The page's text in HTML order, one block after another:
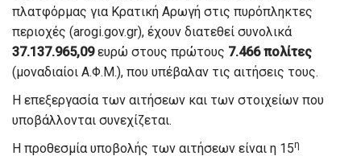
πλατφόρμας για Κρατική Αρωγή στις πυρόπληκτες
περιοχές (arogi.gov.gr), έχουν διατεθεί συνολικά
37.137.965,09ευρώ στους πρώτους 7.466 πολίτες
(μοναδιαίοι Α.Φ.Μ.), που υπέβαλαν τις αιτήσεις τους.
Η επεξεργασία των αιτήσεων και των στοιχείων που
υποβάλλονται συνεχίζεται.
Η προθεσμία υποβολής των αιτήσεων είναι η 15η